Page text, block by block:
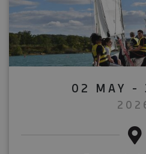
02 MAY -